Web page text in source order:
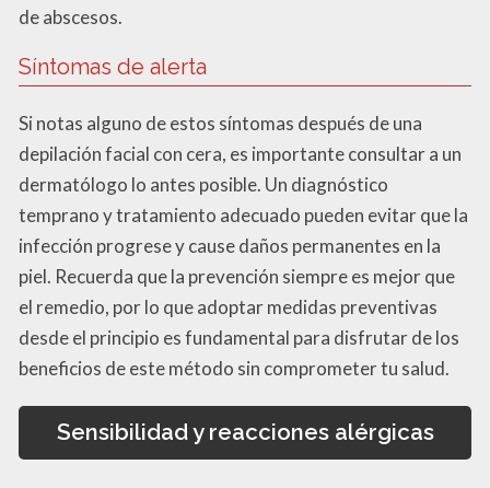
de abscesos.
Síntomas de alerta
Si notas alguno de estos síntomas después de una
depilación facial con cera, es importante consultar a un
dermatólogo lo antes posible. Un diagnóstico
temprano y tratamiento adecuado pueden evitar que la
infección progrese y cause daños permanentes en la
piel. Recuerda que la prevención siempre es mejor que
el remedio, por lo que adoptar medidas preventivas
desde el principio es fundamental para disfrutar de los
beneficios de este método sin comprometer tu salud.
Sensibilidad y reacciones alérgicas